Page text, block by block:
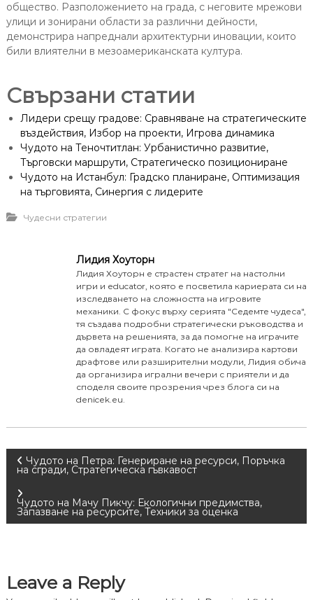
общество. Разположението на града, с неговите мрежови
улици и зонирани области за различни дейности,
демонстрира напреднали архитектурни иновации, които
били влиятелни в мезоамериканската култура.
Свързани статии
Лидери срещу градове: Сравняване на стратегическите
въздействия, Избор на проекти, Игрова динамика
Чудото на Теночтитлан: Урбанистично развитие,
Търговски маршрути, Стратегическо позициониране
Чудото на Истанбул: Градско планиране, Оптимизация
на търговията, Синергия с лидерите
Чудесни стратегии
Лидия Хоуторн
Лидия Хоуторн е страстен стратег на настолни
игри и educator, която е посветила кариерата си на
изследването на сложността на игровите
механики. С фокус върху серията "Седемте чудеса",
тя създава подробни стратегически ръководства и
дървета на решенията, за да помогне на играчите
да овладеят играта. Когато не анализира картови
драфтове или разширителни модули, Лидия обича
да организира игрални вечери с приятели и да
споделя своите прозрения чрез блога си на
denicek.eu.
P
o
s
n
Чудото на Петра: Генериране на ресурси, Поръчка
на сгради, Стратегическа гъвкавост
Чудото на Мачу Пикчу: Екологични предимства,
Запазване на ресурсите, Техники за оценка
Leave a Reply